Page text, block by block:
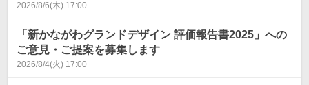
2026/8/6(木) 17:00
「新かながわグランドデザイン 評価報告書2025」への
ご意見・ご提案を募集します
2026/8/4(火) 17:00